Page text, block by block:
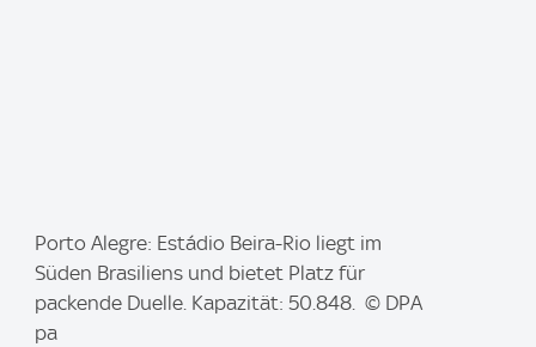
m
Porto Alegre: Estádio Beira-Rio liegt im
Süden Brasiliens und bietet Platz für
packende Duelle. Kapazität: 50.848. © DPA
pa